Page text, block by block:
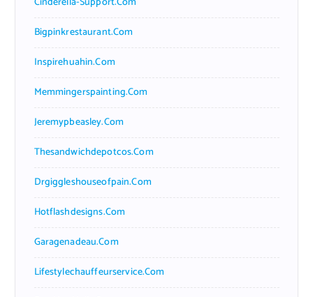
Bigpinkrestaurant.com
Inspirehuahin.com
Memmingerspainting.com
Jeremypbeasley.com
Thesandwichdepotcos.com
Drgiggleshouseofpain.com
Hotflashdesigns.com
Garagenadeau.com
Lifestylechauffeurservice.com